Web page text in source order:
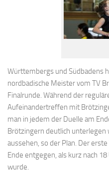
Württembergs und Südbadens
nordbadische Meister vom TV
Finalrunde. Während der
Aufeinandertreffen mit
man in jedem der Duelle am
Brötzingern deutlich unterlegen
aussehen, so der Plan. Der
Ende entgegen, als kurz nach
wurde.